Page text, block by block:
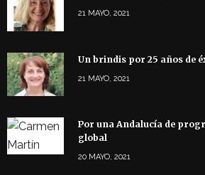
21 MAYO, 2021
Un brindis por 25 años de
21 MAYO, 2021
Por una Andalucía de
global
20 MAYO, 2021